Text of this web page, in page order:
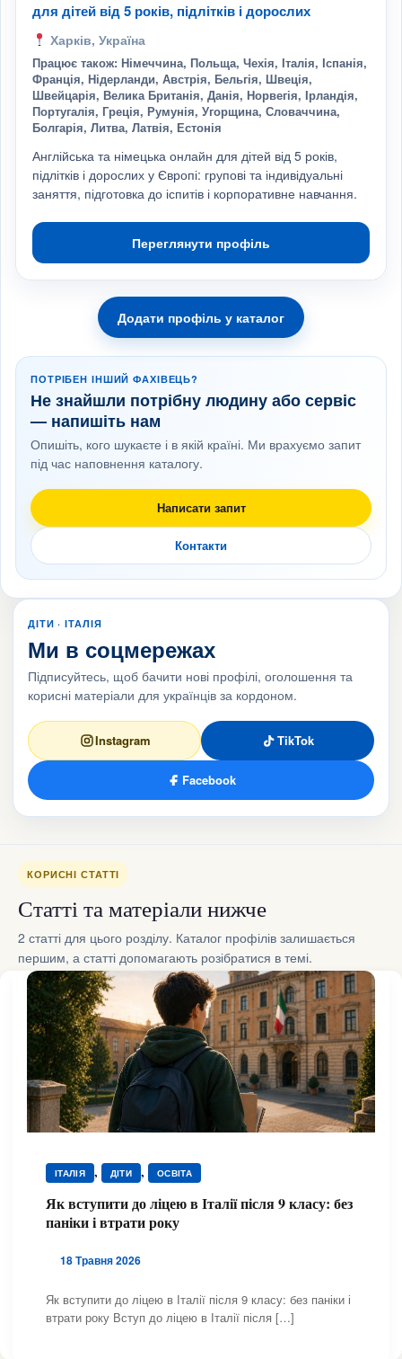
для дітей від 5 років, підлітків і дорослих
Харків, Україна
Працює також: Німеччина, Польща, Чехія, Італія, Іспанія,
Франція, Нідерланди, Австрія, Бельгія, Швеція,
Швейцарія, Велика Британія, Данія, Норвегія, Ірландія,
Португалія, Греція, Румунія, Угорщина, Словаччина,
Болгарія, Литва, Латвія, Естонія
Англійська та німецька онлайн для дітей від 5 років,
підлітків і дорослих у Європі: групові та індивідуальні
заняття, підготовка до іспитів і корпоративне навчання.
Переглянути профіль
Додати профіль у каталог
ПОТРІБЕН ІНШИЙ ФАХІВЕЦЬ?
Не знайшли потрібну людину або сервіс
— напишіть нам
Опишіть, кого шукаєте і в якій країні. Ми врахуємо запит
під час наповнення каталогу.
Написати запит
Контакти
ДІТИ · ІТАЛІЯ
Ми в соцмережах
Підписуйтесь, щоб бачити нові профілі, оголошення та
корисні матеріали для українців за кордоном.
Instagram TikTok
Facebook
КОРИСНІ СТАТТІ
Статті та матеріали нижче
2 статті для цього розділу. Каталог профілів залишається
першим, а статті допомагають розібратися в темі.
ІТАЛІЯ , ДІТИ , ОСВІТА
Як вступити до ліцею в Італії після 9 класу: без
паніки і втрати року
18 Травня 2026
Як вступити до ліцею в Італії після 9 класу: без паніки і
втрати року Вступ до ліцею в Італії після […]